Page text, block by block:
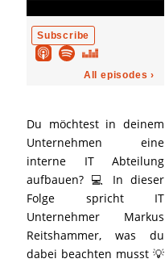
Du möchtest in deinem
Unternehmen eine
interne IT Abteilung
aufbauen? 💻 In dieser
Folge spricht IT
Unternehmer Markus
Reitshammer, was du
dabei beachten musst 💡